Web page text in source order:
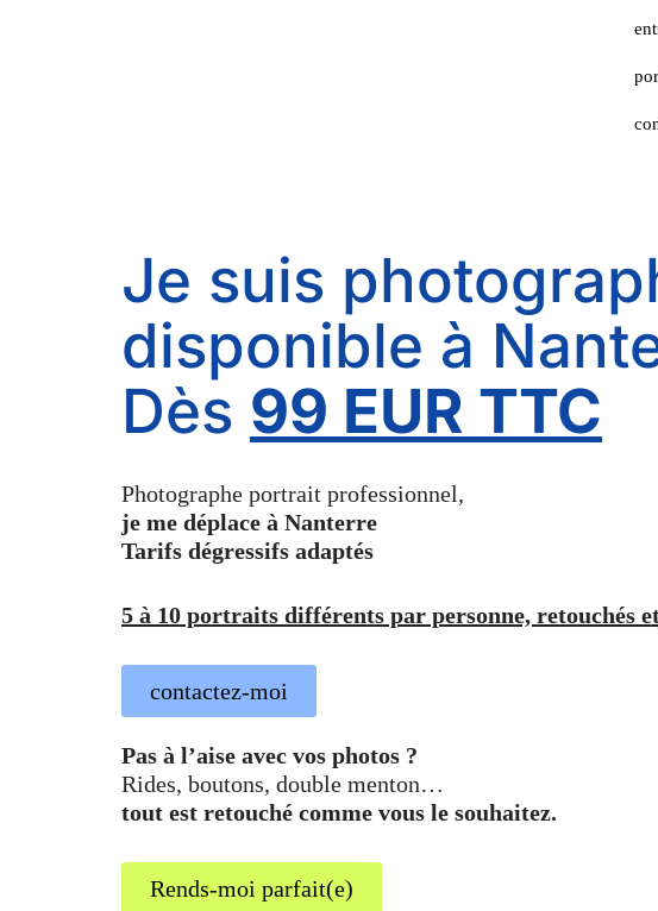
Je suis
disponible à
Dès 99 EUR TTC
Photographe portrait professionnel,
je me déplace à Nanterre
Tarifs dégressifs adaptés
5 à 10 portraits différents par personne, retouchés
contactez-moi
Pas à l’aise avec vos photos ?
Rides, boutons, double menton…
tout est retouché comme vous le souhaitez.
Rends-moi parfait(e)